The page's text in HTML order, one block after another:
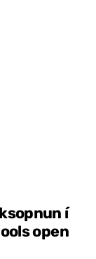
í
open